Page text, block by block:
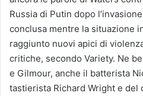
Russia di Putin dopo l’invasione
conclusa mentre la situazione
raggiunto nuovi apici di
critiche, secondo Variety. Ne
e Gilmour, anche il batterista
tastierista Richard Wright e del